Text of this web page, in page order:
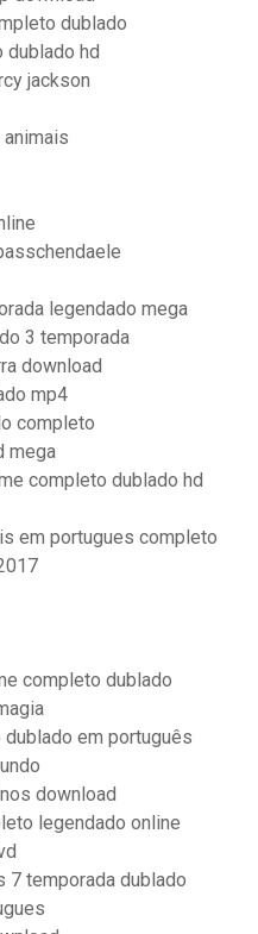
dublado
dublado hd
jackson
legendado mega
3 temporada
download
mp4
completo
mega
completo dublado hd
em portugues completo
completo dublado
em português
download
legendado online
7 temporada dublado